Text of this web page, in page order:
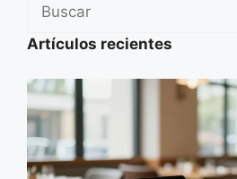
Artículos recientes